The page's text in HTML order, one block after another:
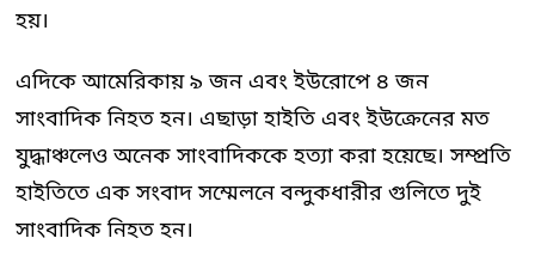
হয়।
এদিকে আমেরিকায় ৯ জন এবং ইউরোপে ৪ জন
সাংবাদিক নিহত হন। এছাড়া হাইতি এবং ইউক্রেনের মত
যুদ্ধাঞ্চলেও অনেক সাংবাদিককে হত্যা করা হয়েছে। সম্প্রতি
হাইতিতে এক সংবাদ সম্মেলনে বন্দুকধারীর গুলিতে দুই
সাংবাদিক নিহত হন।